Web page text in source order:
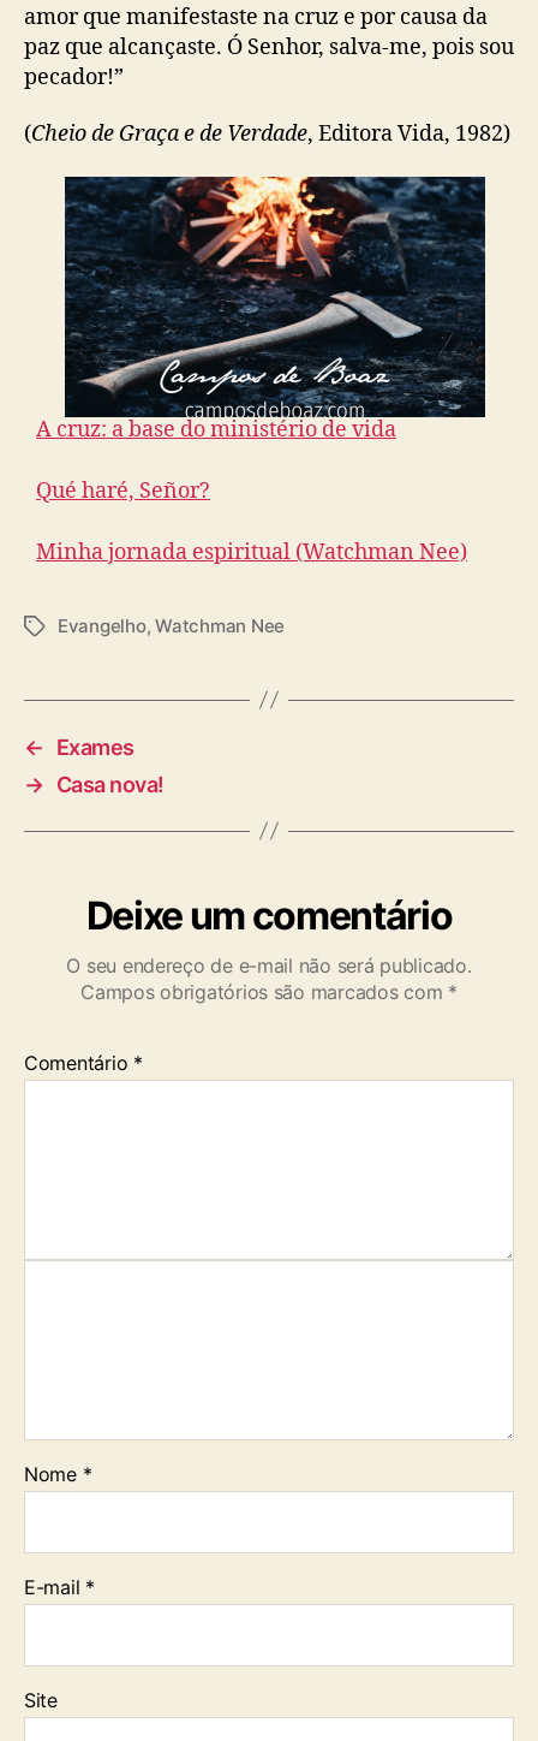
amor que manifestaste na cruz e por causa da
paz que alcançaste. Ó Senhor, salva-me, pois sou
pecador!”
(Cheio de Graça e de Verdade, Editora Vida, 1982)
A cruz: a base do ministério de vida
Qué haré, Señor?
Minha jornada espiritual (Watchman Nee)
T
s
Evangelho,Watchman Nee
←
Exames
→ Casa nova!
Deixe um comentário
O seu endereço de e-mail não será publicado.
Campos obrigatórios são marcados com *
Comentário *
Nome *
E-mail *
Site